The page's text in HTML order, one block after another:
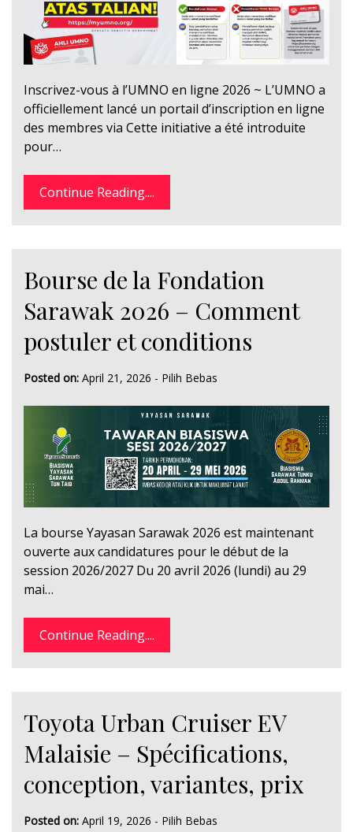
Inscrivez-vous à l’UMNO en ligne 2026 ~ L’UMNO a
officiellement lancé un portail d’inscription en ligne
des membres via Cette initiative a été introduite
pour…
Continue Reading....
Bourse de la Fondation
Sarawak 2026 – Comment
postuler et conditions
Posted on: April 21, 2026 - Pilih Bebas
La bourse Yayasan Sarawak 2026 est maintenant
ouverte aux candidatures pour le début de la
session 2026/2027 Du 20 avril 2026 (lundi) au 29
mai…
Continue Reading....
Toyota Urban Cruiser EV
Malaisie – Spécifications,
conception, variantes, prix
Posted on: April 19, 2026 - Pilih Bebas